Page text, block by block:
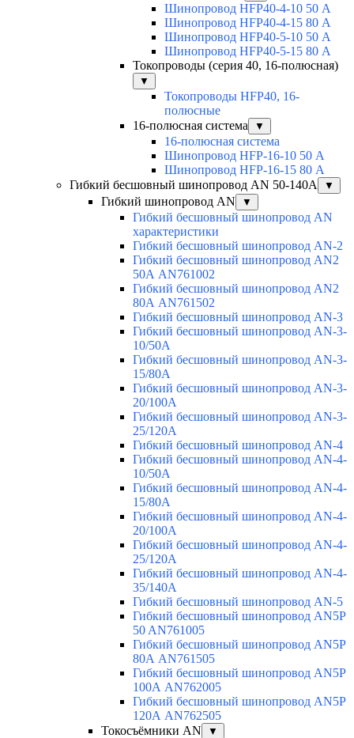
Шинопровод HFP40-4-10 50 А
Шинопровод HFP40-4-15 80 А
Шинопровод HFP40-5-10 50 А
Шинопровод HFP40-5-15 80 А
Токопроводы (серия 40, 16-полюсная)
▼
Токопроводы HFP40, 16-
полюсные
16-полюсная система
▼
16-полюсная система
Шинопровод HFP-16-10 50 А
Шинопровод HFP-16-15 80 А
Гибкий бесшовный шинопровод AN 50-140А
▼
Гибкий шинопровод AN ▼
Гибкий бесшовный шинопровод AN
характеристики
Гибкий бесшовный шинопровод AN-2
Гибкий бесшовный шинопровод AN2
50А AN761002
Гибкий бесшовный шинопровод AN2
80А AN761502
Гибкий бесшовный шинопровод AN-3
Гибкий бесшовный шинопровод AN-3-
10/50A
Гибкий бесшовный шинопровод AN-3-
15/80A
Гибкий бесшовный шинопровод AN-3-
20/100A
Гибкий бесшовный шинопровод AN-3-
25/120A
Гибкий бесшовный шинопровод AN-4
Гибкий бесшовный шинопровод AN-4-
10/50A
Гибкий бесшовный шинопровод AN-4-
15/80A
Гибкий бесшовный шинопровод AN-4-
20/100A
Гибкий бесшовный шинопровод AN-4-
25/120A
Гибкий бесшовный шинопровод AN-4-
35/140A
Гибкий бесшовный шинопровод AN-5
Гибкий бесшовный шинопровод AN5P
50 AN761005
Гибкий бесшовный шинопровод AN5P
80А AN761505
Гибкий бесшовный шинопровод AN5P
100А AN762005
Гибкий бесшовный шинопровод AN5P
120А AN762505
Токосъёмники AN
▼